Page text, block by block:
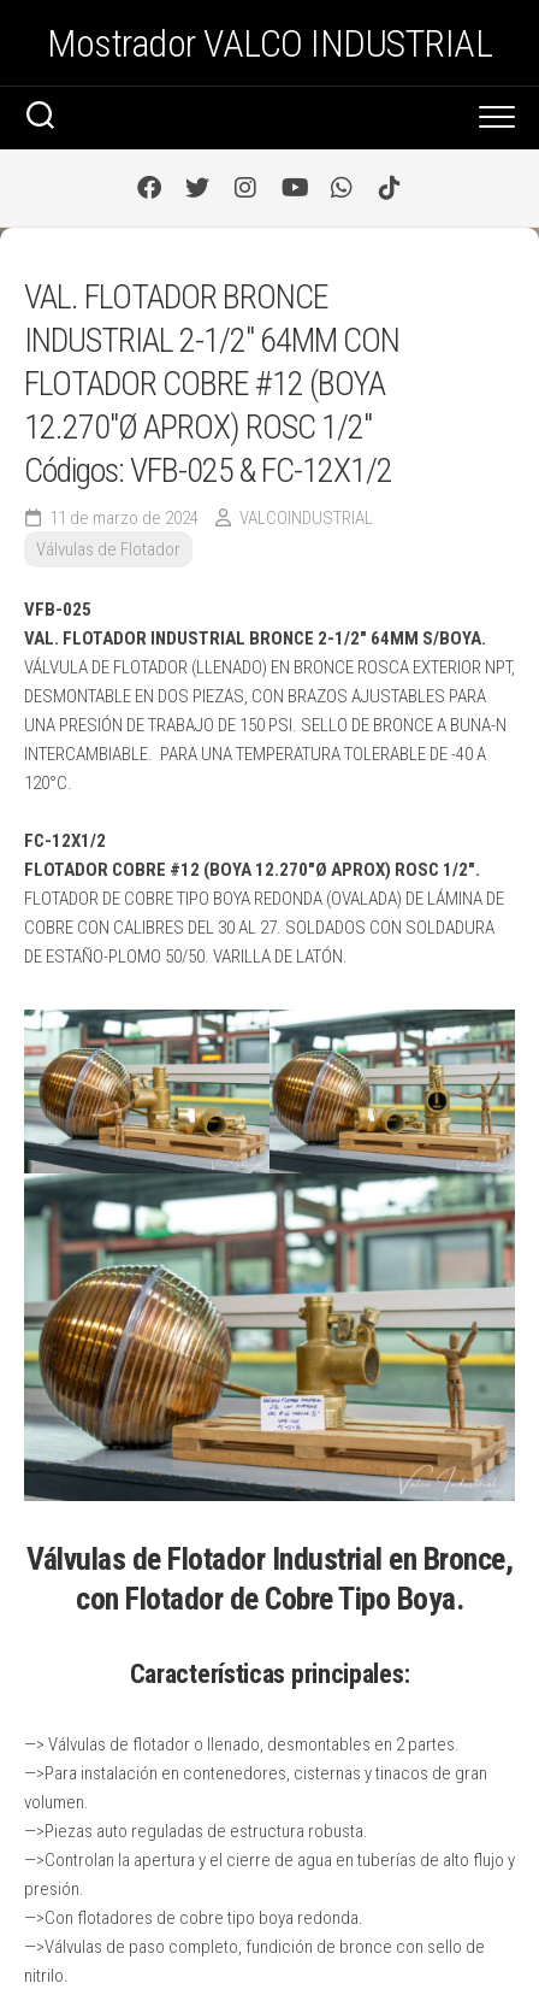
Mostrador VALCO INDUSTRIAL
VAL. FLOTADOR BRONCE
INDUSTRIAL 2-1/2″ 64MM CON
FLOTADOR COBRE #12 (BOYA
12.270″Ø APROX) ROSC 1/2″
Códigos: VFB-025 & FC-12X1/2
11 de marzo de 2024
VALCOINDUSTRIAL
Válvulas de Flotador
VFB-025
VAL. FLOTADOR INDUSTRIAL BRONCE 2-1/2″ 64MM S/BOYA.
VÁLVULA DE FLOTADOR (LLENADO) EN BRONCE ROSCA EXTERIOR NPT,
DESMONTABLE EN DOS PIEZAS, CON BRAZOS AJUSTABLES PARA
UNA PRESIÓN DE TRABAJO DE 150 PSI. SELLO DE BRONCE A BUNA-N
INTERCAMBIABLE. PARA UNA TEMPERATURA TOLERABLE DE -40 A
120°C.
FC-12X1/2
FLOTADOR COBRE #12 (BOYA 12.270″Ø APROX) ROSC 1/2″.
FLOTADOR DE COBRE TIPO BOYA REDONDA (OVALADA) DE LÁMINA DE
COBRE CON CALIBRES DEL 30 AL 27. SOLDADOS CON SOLDADURA
DE ESTAÑO-PLOMO 50/50. VARILLA DE LATÓN.
Válvulas de Flotador Industrial en Bronce,
con Flotador de Cobre Tipo Boya.
Características principales:
—> Válvulas de flotador o llenado, desmontables en 2 partes.
—>Para instalación en contenedores, cisternas y tinacos de gran
volumen.
—>Piezas auto reguladas de estructura robusta.
—>Controlan la apertura y el cierre de agua en tuberías de alto flujo y
presión.
—>Con flotadores de cobre tipo boya redonda.
—>Válvulas de paso completo, fundición de bronce con sello de
nitrilo.